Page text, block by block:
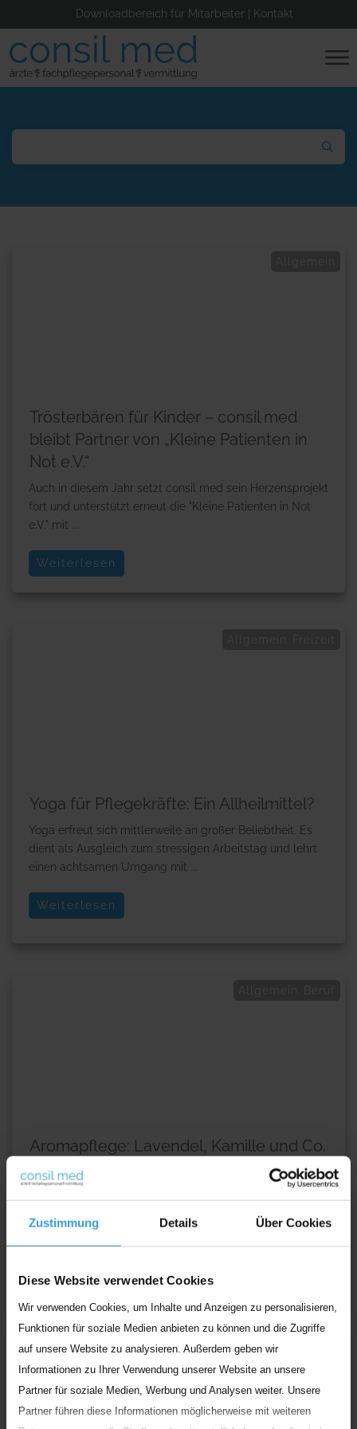
Zustimmung Details Über Cookies
Diese Website verwendet Cookies
Wir verwenden Cookies, um Inhalte und Anzeigen zu personalisieren,
Funktionen für soziale Medien anbieten zu können und die Zugriffe
auf unsere Website zu analysieren. Außerdem geben wir
Informationen zu Ihrer Verwendung unserer Website an unsere
Partner für soziale Medien, Werbung und Analysen weiter. Unsere
Partner führen diese Informationen möglicherweise mit weiteren
Downloadbereich für Mitarbeiter Kontakt
Trösterbären für Kinder – consil med
bleibt Partner von „Kleine Patienten in
Not e.V.“
Auch in diesem Jahr setzt consil med sein Herzensprojekt
fort und unterstützt erneut die "Kleine Patienten in Not
e.V." mit
Weiterlesen
Yoga für Pflegekräfte: Ein Allheilmittel?
Yoga erfreut sich mittlerweile an großer Beliebtheit. Es
dient als Ausgleich zum stressigen Arbeitstag und lehrt
einen achtsamen Umgang mit
Weiterlesen
Aromapflege: Lavendel, Kamille und Co.
im Pflegealltag
Duftkerze im Winter, der wohlduftende Blumenstrauß auf
dem Tisch oder das Lavendelkissen für
Allgemein